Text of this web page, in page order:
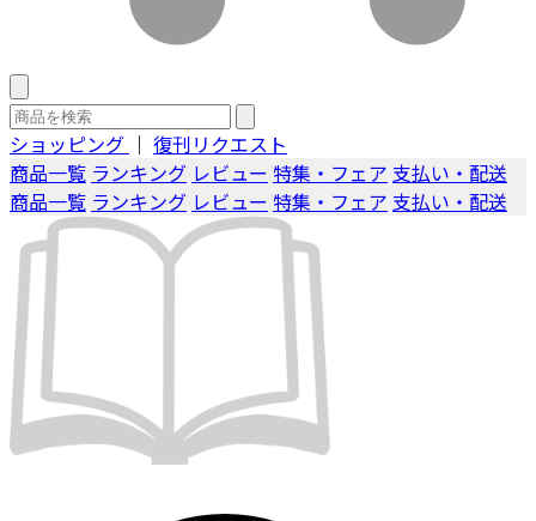
ショッピング ｜ 復刊リクエスト
商品一覧 ランキング レビュー 特集・フェア 支払い・配送
商品一覧 ランキング レビュー 特集・フェア 支払い・配送